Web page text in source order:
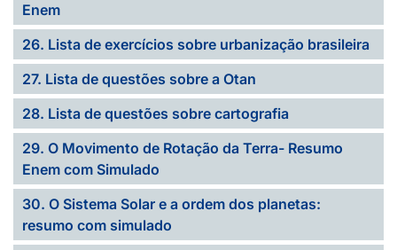
Enem
26. Lista de exercícios sobre urbanização brasileira
27. Lista de questões sobre a Otan
28. Lista de questões sobre cartografia
29. O Movimento de Rotação da Terra- Resumo
Enem com Simulado
30. O Sistema Solar e a ordem dos planetas:
resumo com simulado